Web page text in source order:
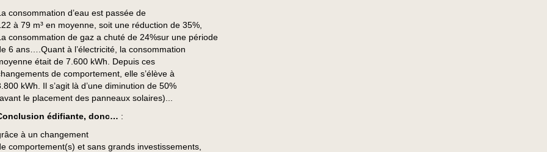
consommation d’eau est passée de
à 79 m³ en moyenne, soit une réduction de 35%,
consommation de gaz a chuté de 24%sur une période
6 ans….Quant à l’électricité, la consommation
était de 7.600 kWh. Depuis ces
de comportement, elle s’élève à
kWh. Il s’agit là d’une diminution de 50%
le placement des panneaux solaires)...
édifiante, donc… :
à un changement
comportement(s) et sans grands investissements,